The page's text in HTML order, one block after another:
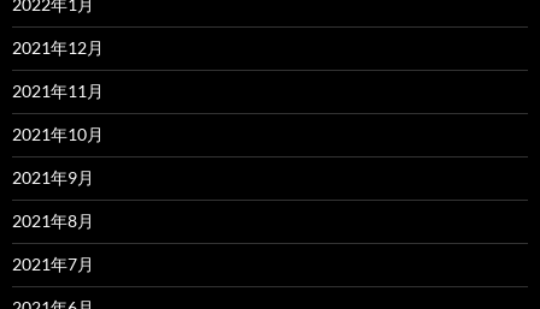
2022年1月
2021年12月
2021年11月
2021年10月
2021年9月
2021年8月
2021年7月